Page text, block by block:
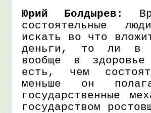
Юрий Болдырев :
состоятельные
искать во что
деньги, то ли в
вообще в
есть, чем
меньше он
государственные
государством